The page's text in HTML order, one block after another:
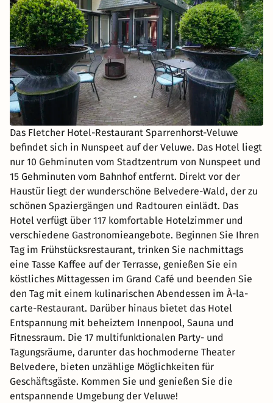
Das Fletcher Hotel-Restaurant Sparrenhorst-Veluwe
befindet sich in Nunspeet auf der Veluwe. Das Hotel liegt
nur 10 Gehminuten vom Stadtzentrum von Nunspeet und
15 Gehminuten vom Bahnhof entfernt. Direkt vor der
Haustür liegt der wunderschöne Belvedere-Wald, der zu
schönen Spaziergängen und Radtouren einlädt. Das
Hotel verfügt über 117 komfortable Hotelzimmer und
verschiedene Gastronomieangebote. Beginnen Sie Ihren
Tag im Frühstücksrestaurant, trinken Sie nachmittags
eine Tasse Kaffee auf der Terrasse, genießen Sie ein
köstliches Mittagessen im Grand Café und beenden Sie
den Tag mit einem kulinarischen Abendessen im À-la-
carte-Restaurant. Darüber hinaus bietet das Hotel
Entspannung mit beheiztem Innenpool, Sauna und
Fitnessraum. Die 17 multifunktionalen Party- und
Tagungsräume, darunter das hochmoderne Theater
Belvedere, bieten unzählige Möglichkeiten für
Geschäftsgäste. Kommen Sie und genießen Sie die
entspannende Umgebung der Veluwe!